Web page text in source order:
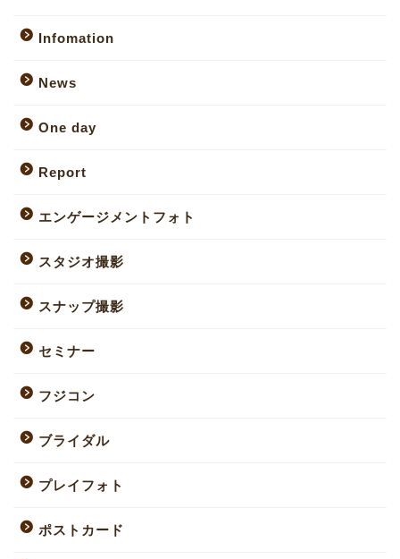
Infomation
News
One day
Report
エンゲージメントフォト
スタジオ撮影
スナップ撮影
セミナー
フジコン
ブライダル
プレイフォト
ポストカード